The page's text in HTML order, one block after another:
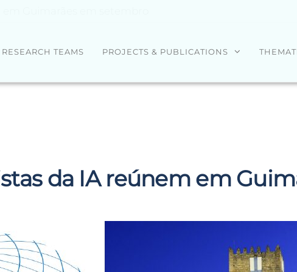
RESEARCH TEAMS PROJECTS & PUBLICATIONS
da IA reúnem em